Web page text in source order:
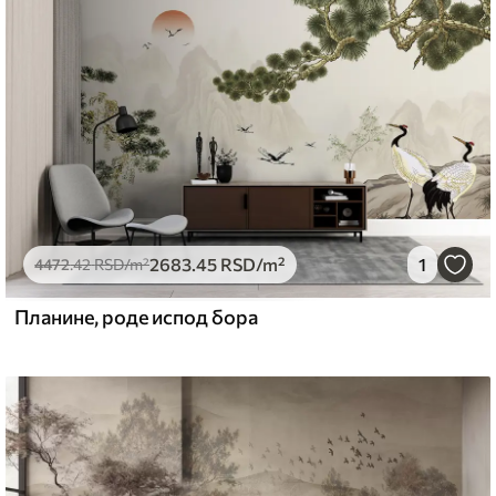
3315 RSD /m²
and Stick
.674900.00RSD/m²
4472.42RSD/m²2683 .45 RSD/m² 1
Планине, роде испод бора